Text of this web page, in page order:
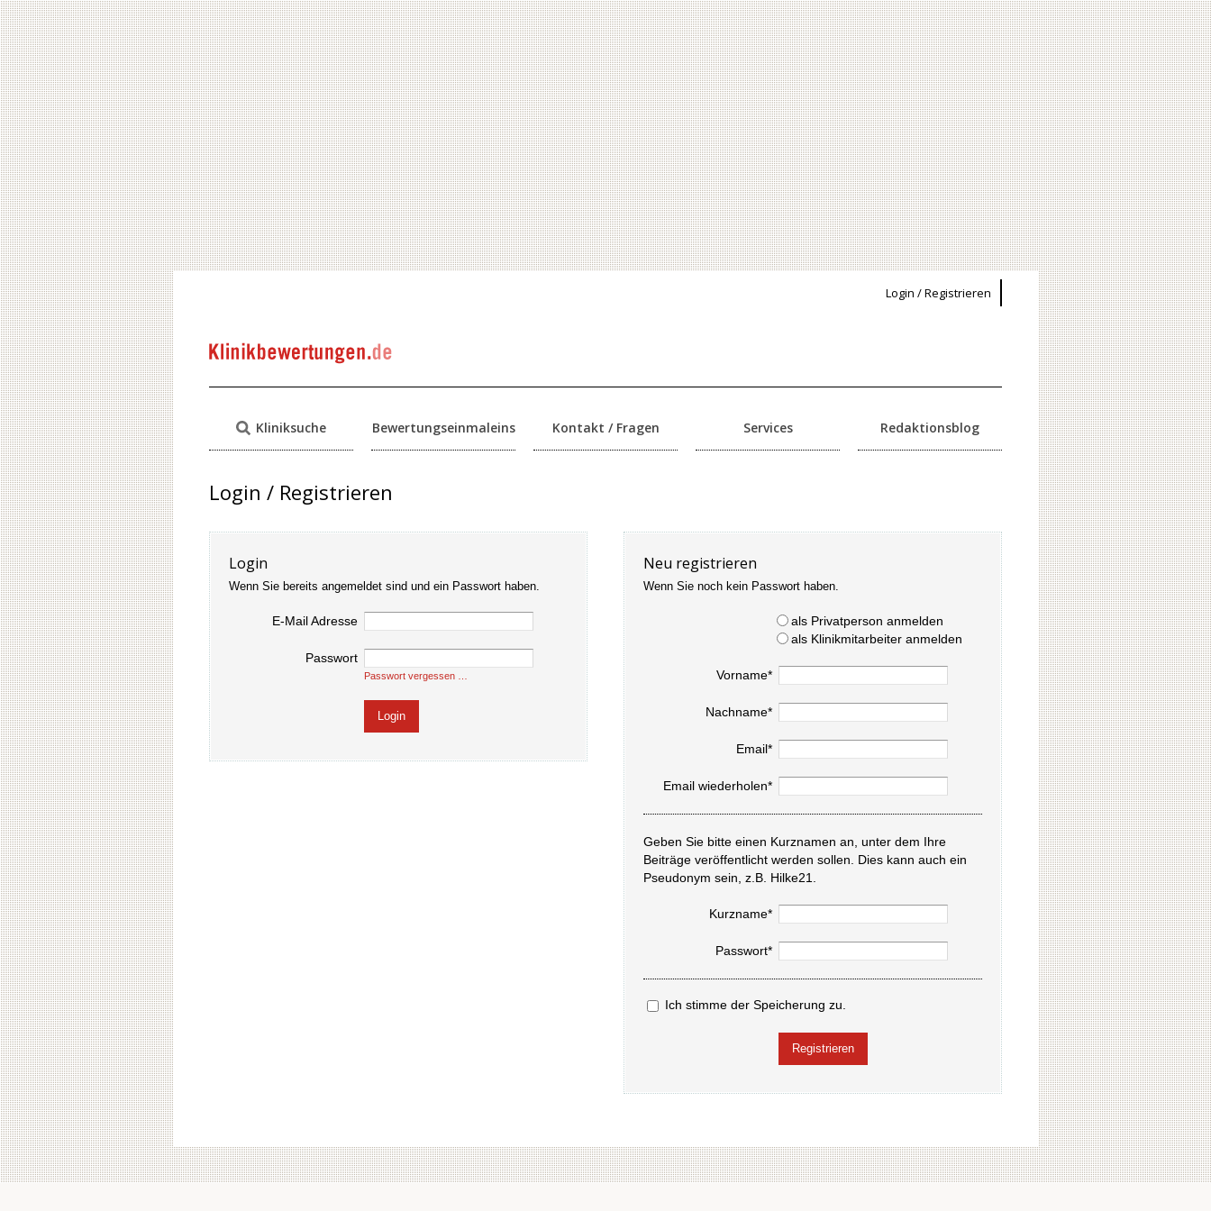
Login / Registrieren
Kliniksuche Bewertungseinmaleins Kontakt / Fragen Services Redaktionsblog
Login / Registrieren
Login
Wenn Sie bereits angemeldet sind und ein Passwort haben.
E-Mail Adresse
Passwort
Passwort vergessen …
Neu registrieren
Wenn Sie noch kein Passwort haben.
als Privatperson anmelden
als Klinikmitarbeiter anmelden
Vorname*
Nachname*
Email*
Email wiederholen*
Geben Sie bitte einen Kurznamen an, unter dem Ihre
Beiträge veröffentlicht werden sollen. Dies kann auch ein
Pseudonym sein, z.B. Hilke21.
Kurzname*
Passwort*
Ich stimme der Speicherung zu.